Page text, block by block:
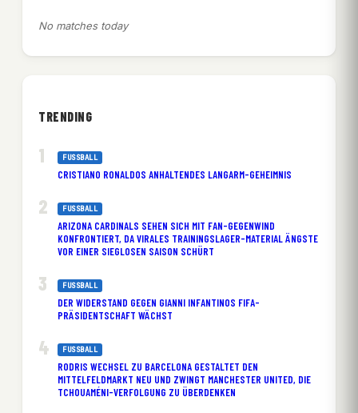
No matches today
TRENDING
FUSSBALL
CRISTIANO RONALDOS ANHALTENDES LANGARM-GEHEIMNIS
FUSSBALL
ARIZONA CARDINALS SEHEN SICH MIT FAN-GEGENWIND
KONFRONTIERT, DA VIRALES TRAININGSLAGER-MATERIAL ÄNGSTE
VOR EINER SIEGLOSEN SAISON SCHÜRT
FUSSBALL
DER WIDERSTAND GEGEN GIANNI INFANTINOS FIFA-
PRÄSIDENTSCHAFT WÄCHST
FUSSBALL
RODRIS WECHSEL ZU BARCELONA GESTALTET DEN
MITTELFELDMARKT NEU UND ZWINGT MANCHESTER UNITED, DIE
TCHOUAMÉNI-VERFOLGUNG ZU ÜBERDENKEN